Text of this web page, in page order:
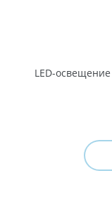
LED-освещение